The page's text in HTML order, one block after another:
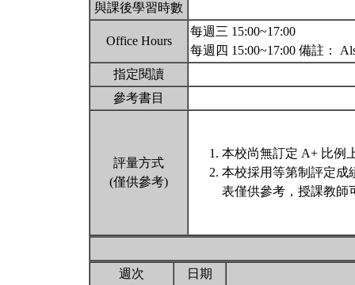
與課後學習時數
Office Hours
每週三 15:00~17:00
每週四 15:00~17:00 備註：
指定閱讀
參考書目
評量方式
(僅供參考)
本校尚無訂定 A+ 比例
本校採用等第制評定成
表僅供參考，授課教師
週次
日期